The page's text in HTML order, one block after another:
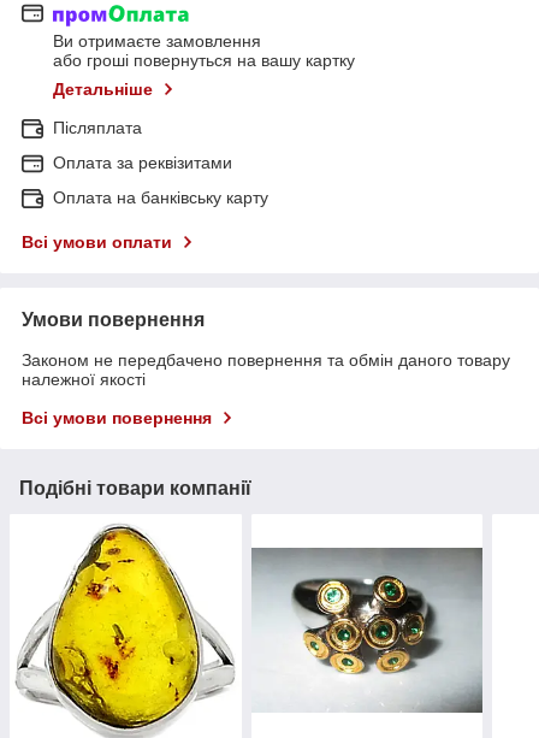
Ви отримаєте замовлення
або гроші повернуться на вашу картку
Детальніше
Післяплата
Оплата за реквізитами
Оплата на банківську карту
Всі умови оплати
Умови повернення
Законом не передбачено повернення та обмін даного товару
належної якості
Всі умови повернення
Подібні товари компанії